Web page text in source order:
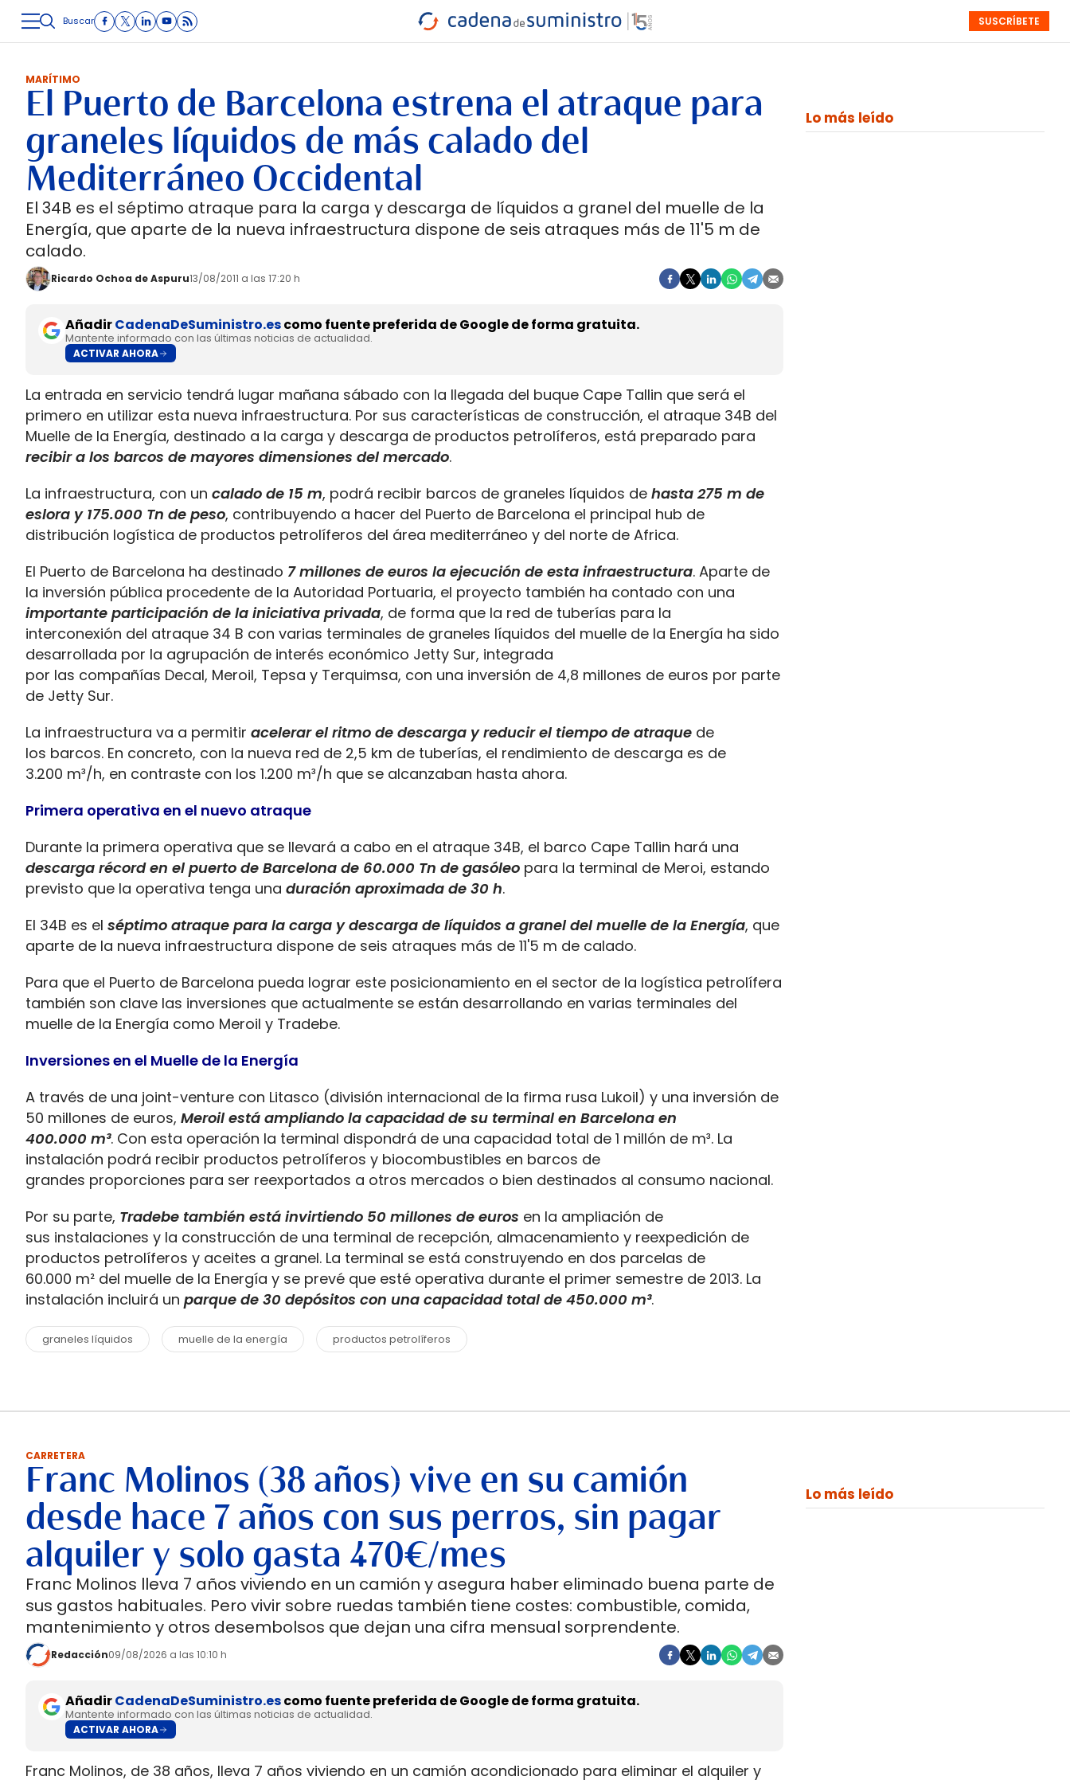
LOGÍSTICA INMOLOGÍSTICA INTRALOGÍSTICA CARRETERA
CARRETERA
MARÍTIMO INTERMODAL PROTAGONISTAS
SEMANALES
MONOGRÁFICOS EVENTOS
SUSCRÍBETE
Buscar
MARÍTIMO
El Puerto de Barcelona estrena el atraque para
graneles líquidos de más calado del
Mediterráneo Occidental
El 34B es el séptimo atraque para la carga y descarga de líquidos a granel del muelle de la
Energía, que aparte de la nueva infraestructura dispone de seis atraques más de 11'5 m de
calado.
Ricardo Ochoa de Aspuru13/08/2011 a las 17:20 h
AñadirCadenaDeSuministro.escomo fuente preferida de Google de forma gratuita.
Mantente informado con las últimas noticias de actualidad.
ACTIVAR AHORA
La entrada en servicio tendrá lugar mañana sábado con la llegada del buque Cape Tallin que será el
primero en utilizar esta nueva infraestructura. Por sus características de construcción, el atraque 34B del
Muelle de la Energía, destinado a la carga y descarga de productos petrolíferos, está preparado para
recibir a los barcos de mayores dimensiones del mercado.
La infraestructura, con un calado de 15 m, podrá recibir barcos de graneles líquidos de hasta 275 m de
eslora y 175.000 Tn de peso, contribuyendo a hacer del Puerto de Barcelona el principal hub de
distribución logística de productos petrolíferos del área mediterráneo y del norte de Africa.
El Puerto de Barcelona ha destinado 7 millones de euros la ejecución de esta infraestructura. Aparte de
la inversión pública procedente de la Autoridad Portuaria, el proyecto también ha contado con una
importante participación de la iniciativa privada, de forma que la red de tuberías para la
interconexión del atraque 34 B con varias terminales de graneles líquidos del muelle de la Energía ha sido
desarrollada por la agrupación de interés económico Jetty Sur, integrada
por las compañías Decal, Meroil, Tepsa y Terquimsa, con una inversión de 4,8 millones de euros por parte
de Jetty Sur.
La infraestructura va a permitir acelerar el ritmo de descarga y reducir el tiempo de atraque de
los barcos. En concreto, con la nueva red de 2,5 km de tuberías, el rendimiento de descarga es de
3.200 m³/h, en contraste con los 1.200 m³/h que se alcanzaban hasta ahora.
Primera operativa en el nuevo atraque
Durante la primera operativa que se llevará a cabo en el atraque 34B, el barco Cape Tallin hará una
descarga récord en el puerto de Barcelona de 60.000 Tn de gasóleo para la terminal de Meroi, estando
previsto que la operativa tenga una duración aproximada de 30 h.
El 34B es el séptimo atraque para la carga y descarga de líquidos a granel del muelle de la Energía, que
aparte de la nueva infraestructura dispone de seis atraques más de 11'5 m de calado.
Para que el Puerto de Barcelona pueda lograr este posicionamiento en el sector de la logística petrolífera
también son clave las inversiones que actualmente se están desarrollando en varias terminales del
muelle de la Energía como Meroil y Tradebe.
Inversiones en el Muelle de la Energía
A través de una joint-venture con Litasco (división internacional de la firma rusa Lukoil) y una inversión de
50 millones de euros, Meroil está ampliando la capacidad de su terminal en Barcelona en
400.000 m³. Con esta operación la terminal dispondrá de una capacidad total de 1 millón de m³. La
instalación podrá recibir productos petrolíferos y biocombustibles en barcos de
grandes proporciones para ser reexportados a otros mercados o bien destinados al consumo nacional.
Por su parte, Tradebe también está invirtiendo 50 millones de euros en la ampliación de
sus instalaciones y la construcción de una terminal de recepción, almacenamiento y reexpedición de
productos petrolíferos y aceites a granel. La terminal se está construyendo en dos parcelas de
60.000 m² del muelle de la Energía y se prevé que esté operativa durante el primer semestre de 2013. La
instalación incluirá un parque de 30 depósitos con una capacidad total de 450.000 m³.
graneles líquidos muelle de la energía productos petrolíferos
Lo más leído
CARRETERA
Franc Molinos (38 años) vive en su camión
desde hace 7 años con sus perros, sin pagar
alquiler y solo gasta 470€/mes
Franc Molinos lleva 7 años viviendo en un camión y asegura haber eliminado buena parte de
sus gastos habituales. Pero vivir sobre ruedas también tiene costes: combustible, comida,
mantenimiento y otros desembolsos que dejan una cifra mensual sorprendente.
Redacción09/08/2026 a las 10:10 h
AñadirCadenaDeSuministro.escomo fuente preferida de Google de forma gratuita.
Mantente informado con las últimas noticias de actualidad.
ACTIVAR AHORA
Franc Molinos, de 38 años, lleva 7 años viviendo en un camión acondicionado para eliminar el alquiler y
Lo más leído